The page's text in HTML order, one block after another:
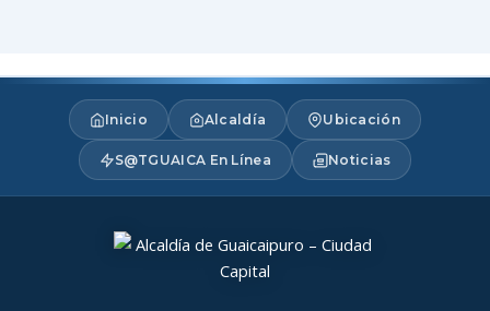
Inicio Alcaldía Ubicación
S@TGUAICA En Línea Noticias